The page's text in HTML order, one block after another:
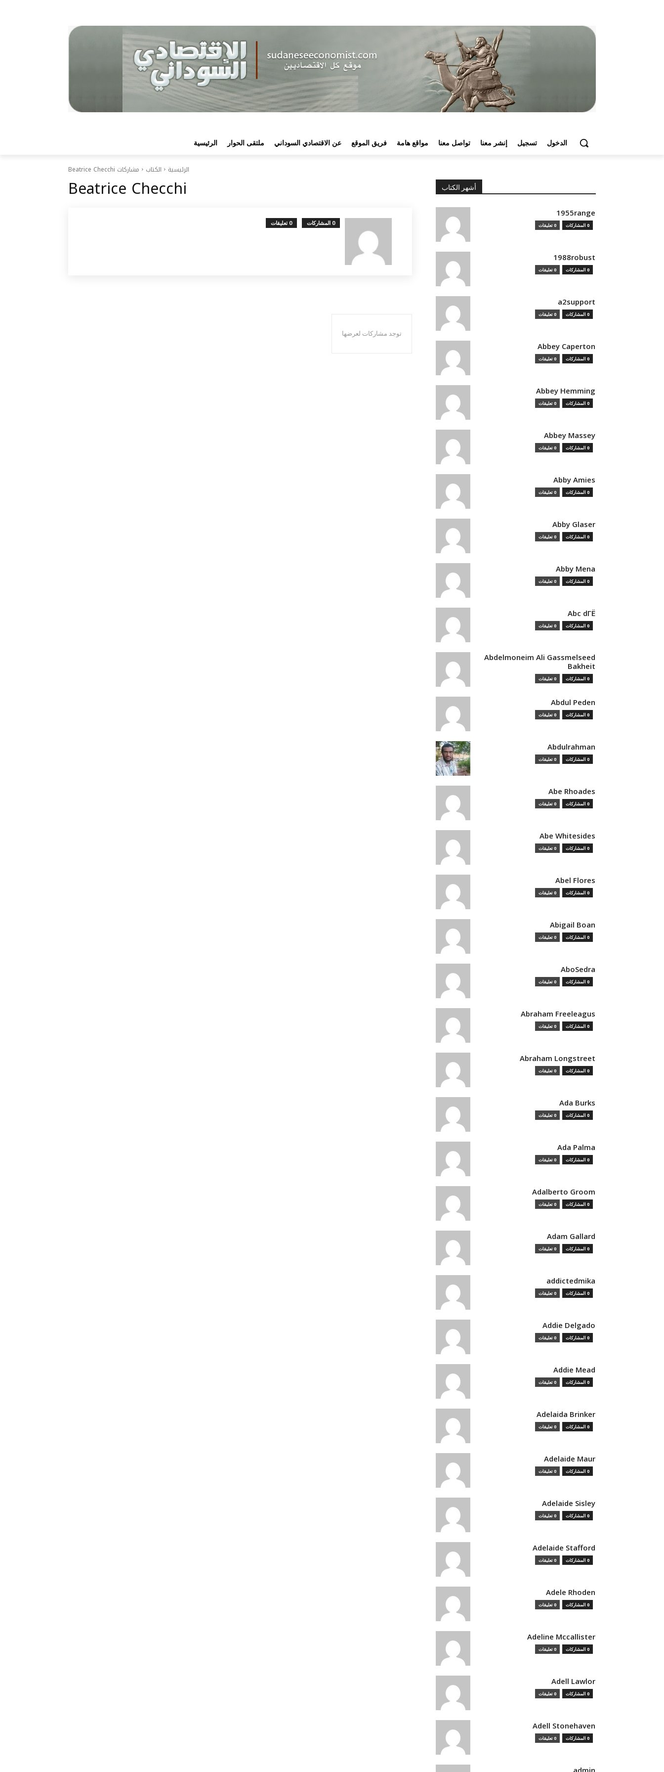
الرئيسية ملتقى الحوار عن الاقتصادي السوداني فريق الموقع مواقع هامة تواصل معنا إنشر معنا تسجيل الدخول
الرئيسية الكتاب مشاركات Beatrice Checchi
Beatrice Checchi
0 المشاركات 0 تعليقات
توجد مشاركات لعرضها
أشهر الكتاب
1955range
0 المشاركات 0 تعليقات
1988robust
0 المشاركات 0 تعليقات
a2support
0 المشاركات 0 تعليقات
Abbey Caperton
0 المشاركات 0 تعليقات
Abbey Hemming
0 المشاركات 0 تعليقات
Abbey Massey
0 المشاركات 0 تعليقات
Abby Amies
0 المشاركات 0 تعليقات
Abby Glaser
0 المشاركات 0 تعليقات
Abby Mena
0 المشاركات 0 تعليقات
Abc dГЁ
0 المشاركات 0 تعليقات
Abdelmoneim Ali Gassmelseed
Bakheit
0 المشاركات 0 تعليقات
Abdul Peden
0 المشاركات 0 تعليقات
Abdulrahman
0 المشاركات 0 تعليقات
Abe Rhoades
0 المشاركات 0 تعليقات
Abe Whitesides
0 المشاركات 0 تعليقات
Abel Flores
0 المشاركات 0 تعليقات
Abigail Boan
0 المشاركات 0 تعليقات
AboSedra
0 المشاركات 0 تعليقات
Abraham Freeleagus
0 المشاركات 0 تعليقات
Abraham Longstreet
0 المشاركات 0 تعليقات
Ada Burks
0 المشاركات 0 تعليقات
Ada Palma
0 المشاركات 0 تعليقات
Adalberto Groom
0 المشاركات 0 تعليقات
Adam Gallard
0 المشاركات 0 تعليقات
addictedmika
0 المشاركات 0 تعليقات
Addie Delgado
0 المشاركات 0 تعليقات
Addie Mead
0 المشاركات 0 تعليقات
Adelaida Brinker
0 المشاركات 0 تعليقات
Adelaide Maur
0 المشاركات 0 تعليقات
Adelaide Sisley
0 المشاركات 0 تعليقات
Adelaide Stafford
0 المشاركات 0 تعليقات
Adele Rhoden
0 المشاركات 0 تعليقات
Adeline Mccallister
0 المشاركات 0 تعليقات
Adell Lawlor
0 المشاركات 0 تعليقات
Adell Stonehaven
0 المشاركات 0 تعليقات
admin